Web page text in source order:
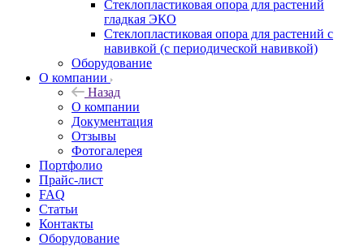
Стеклопластиковая опора для растений
гладкая ЭКО
Стеклопластиковая опора для растений с
навивкой (с периодической навивкой)
Оборудование
О компании
Назад
О компании
Документация
Отзывы
Фотогалерея
Портфолио
Прайс-лист
FAQ
Статьи
Контакты
Оборудование